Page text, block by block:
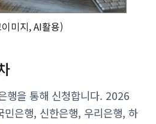
미지, AI활용)
행을 통해 신청합니다. 2026
은행, 신한은행, 우리은행, 하